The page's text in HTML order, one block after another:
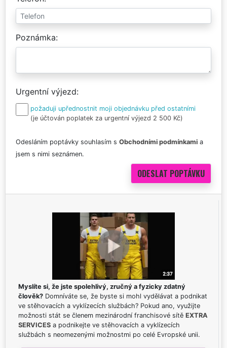
Poznámka
Urgentní výjezd
požaduji upřednostnit moji objednávku před ostatními
(je účtován poplatek za urgentní výjezd 2 500 Kč)
Odesláním poptávky souhlasím s Obchodními podmínkami a
jsem s nimi seznámen.
Myslíte si, že jste spolehlivý, zručný a fyzicky zdatný
člověk? Domníváte se, že byste si mohl vydělávat a podnikat
ve stěhovacích a vyklízecích službách? Pokud ano, využijte
možnosti stát se členem mezinárodní franchisové sítě EXTRA
SERVICES a podnikejte ve stěhovacích a vyklízecích
službách s neomezenými možnostmi po celé Evropské unii.